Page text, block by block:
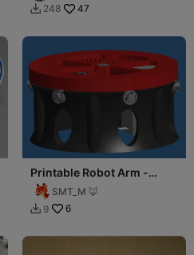
 248 47
Printable Robot Arm -
Rotary plate
SMT_M 🦊
 9 6